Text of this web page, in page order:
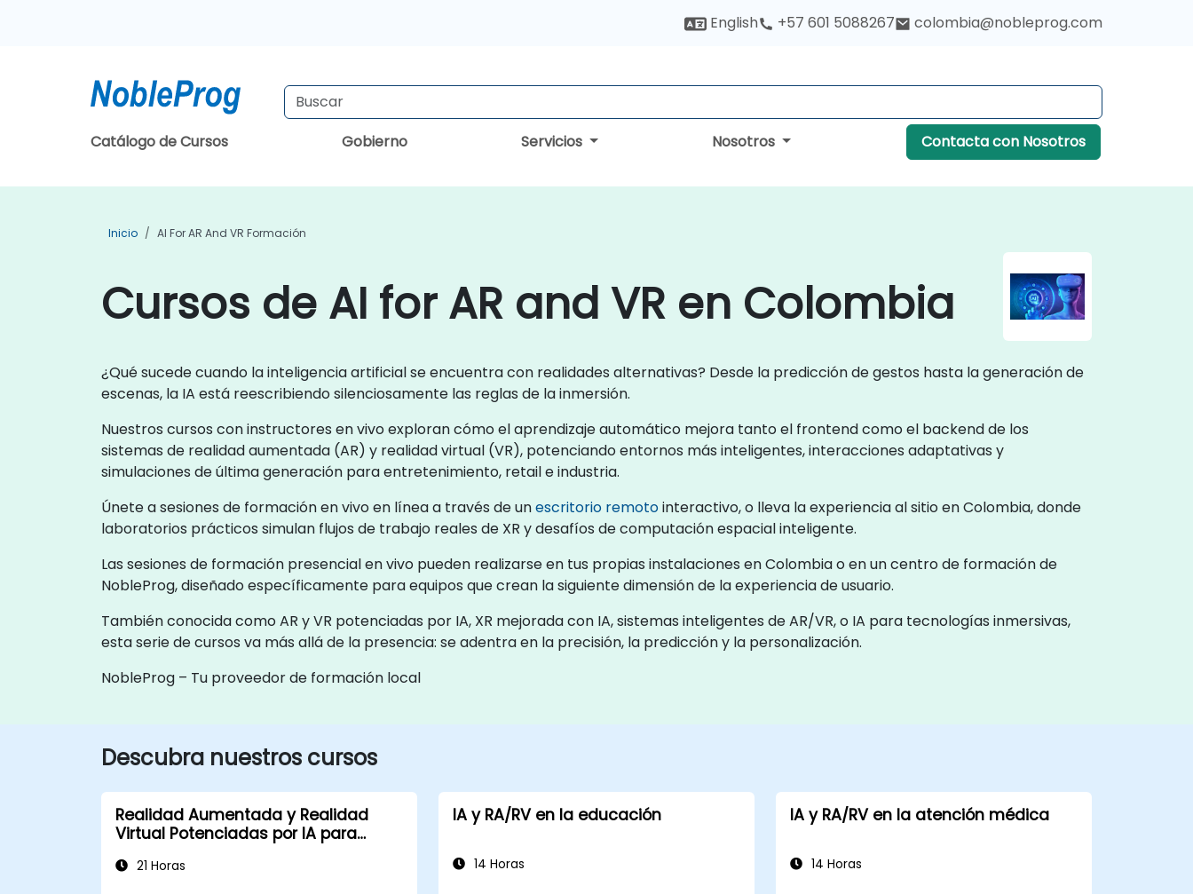
English +57 601 5088267 colombia@nobleprog.com
Catálogo de Cursos Gobierno Servicios Nosotros Contacta con Nosotros
Inicio AI For AR And VR Formación
Cursos de AI for AR and VR en Colombia
¿Qué sucede cuando la inteligencia artificial se encuentra con realidades alternativas? Desde la predicción de gestos hasta la generación de
escenas, la IA está reescribiendo silenciosamente las reglas de la inmersión.
Nuestros cursos con instructores en vivo exploran cómo el aprendizaje automático mejora tanto el frontend como el backend de los
sistemas de realidad aumentada (AR) y realidad virtual (VR), potenciando entornos más inteligentes, interacciones adaptativas y
simulaciones de última generación para entretenimiento, retail e industria.
Únete a sesiones de formación en vivo en línea a través de unescritorio remotointeractivo, o lleva la experiencia al sitio en Colombia, donde
laboratorios prácticos simulan flujos de trabajo reales de XR y desafíos de computación espacial inteligente.
Las sesiones de formación presencial en vivo pueden realizarse en tus propias instalaciones en Colombia o en un centro de formación de
NobleProg, diseñado específicamente para equipos que crean la siguiente dimensión de la experiencia de usuario.
También conocida como AR y VR potenciadas por IA, XR mejorada con IA, sistemas inteligentes de AR/VR, o IA para tecnologías inmersivas,
esta serie de cursos va más allá de la presencia: se adentra en la precisión, la predicción y la personalización.
NobleProg – Tu proveedor de formación local
Descubra nuestros cursos
Realidad Aumentada y Realidad
Virtual Potenciadas por IA para
21 Horas
IA y RA/RV en la educación
14 Horas
IA y RA/RV en la atención médica
14 Horas